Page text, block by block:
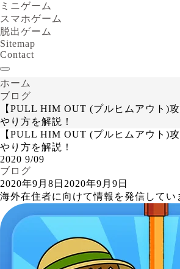
ミニゲーム
スマホゲーム
脱出ゲーム
Sitemap
Contact
ホーム
ブログ
【PULL HIM OUT (プルヒムアウト)
やり方を解説！
【PULL HIM OUT (プルヒムアウト)
やり方を解説！
2020 9/09
ブログ
2020年9月8日 2020年9月9日
海外在住者に向けて情報を発信してい